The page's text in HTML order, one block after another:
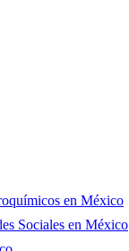
en México
Sociales en México